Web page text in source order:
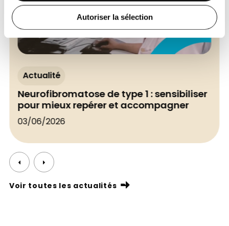
Autoriser la sélection
Actualité
Neurofibromatose de type 1 : sensibiliser
pour mieux repérer et accompagner
03/06/2026
Voir toutes les actualités